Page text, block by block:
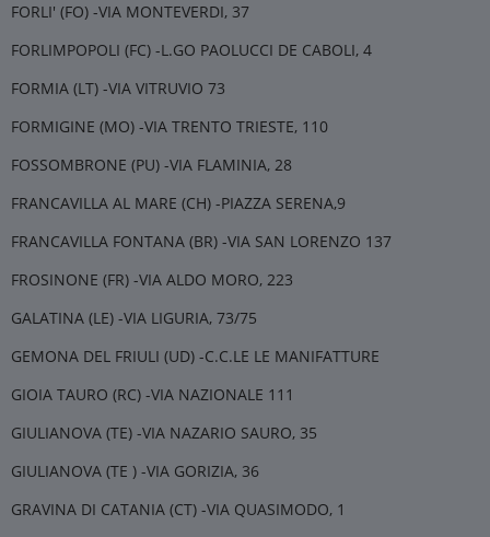
FORLI' (FO) -VIA MONTEVERDI, 37
FORLIMPOPOLI (FC) -L.GO PAOLUCCI DE CABOLI, 4
FORMIA (LT) -VIA VITRUVIO 73
FORMIGINE (MO) -VIA TRENTO TRIESTE, 110
FOSSOMBRONE (PU) -VIA FLAMINIA, 28
FRANCAVILLA AL MARE (CH) -PIAZZA SERENA,9
FRANCAVILLA FONTANA (BR) -VIA SAN LORENZO 137
FROSINONE (FR) -VIA ALDO MORO, 223
GALATINA (LE) -VIA LIGURIA, 73/75
GEMONA DEL FRIULI (UD) -C.C.LE LE MANIFATTURE
GIOIA TAURO (RC) -VIA NAZIONALE 111
GIULIANOVA (TE) -VIA NAZARIO SAURO, 35
GIULIANOVA (TE ) -VIA GORIZIA, 36
GRAVINA DI CATANIA (CT) -VIA QUASIMODO, 1